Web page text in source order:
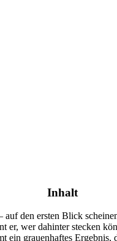
Inhalt
den ersten Blick
wer dahinter stecken
grauenhaftes